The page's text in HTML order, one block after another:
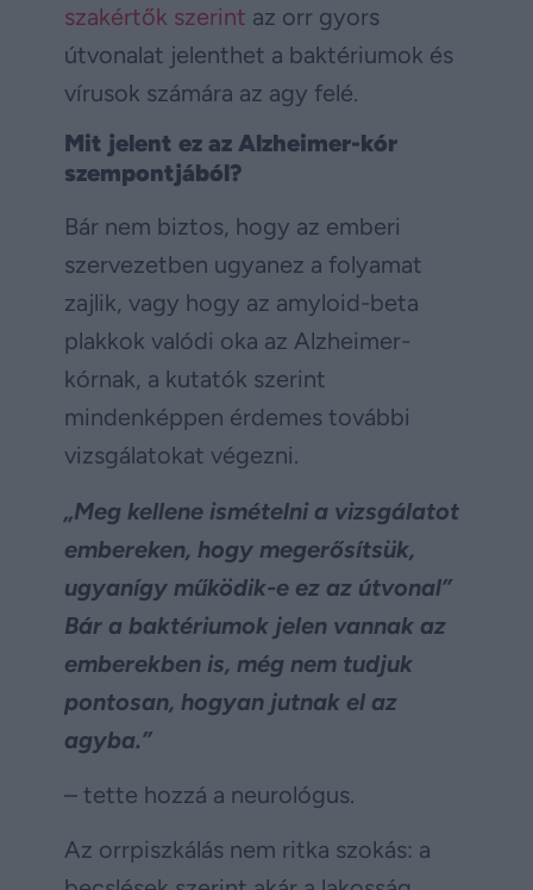
szakértők szerint az orr gyors
útvonalat jelenthet a baktériumok és
vírusok számára az agy felé.
Mit jelent ez az Alzheimer-kór
szempontjából?
Bár nem biztos, hogy az emberi
szervezetben ugyanez a folyamat
zajlik, vagy hogy az amyloid-beta
plakkok valódi oka az Alzheimer-
kórnak, a kutatók szerint
mindenképpen érdemes további
vizsgálatokat végezni.
„Meg kellene ismételni a vizsgálatot
embereken, hogy megerősítsük,
ugyanígy működik-e ez az útvonal”
Bár a baktériumok jelen vannak az
emberekben is, még nem tudjuk
pontosan, hogyan jutnak el az
agyba.”
– tette hozzá a neurológus.
Az orrpiszkálás nem ritka szokás: a